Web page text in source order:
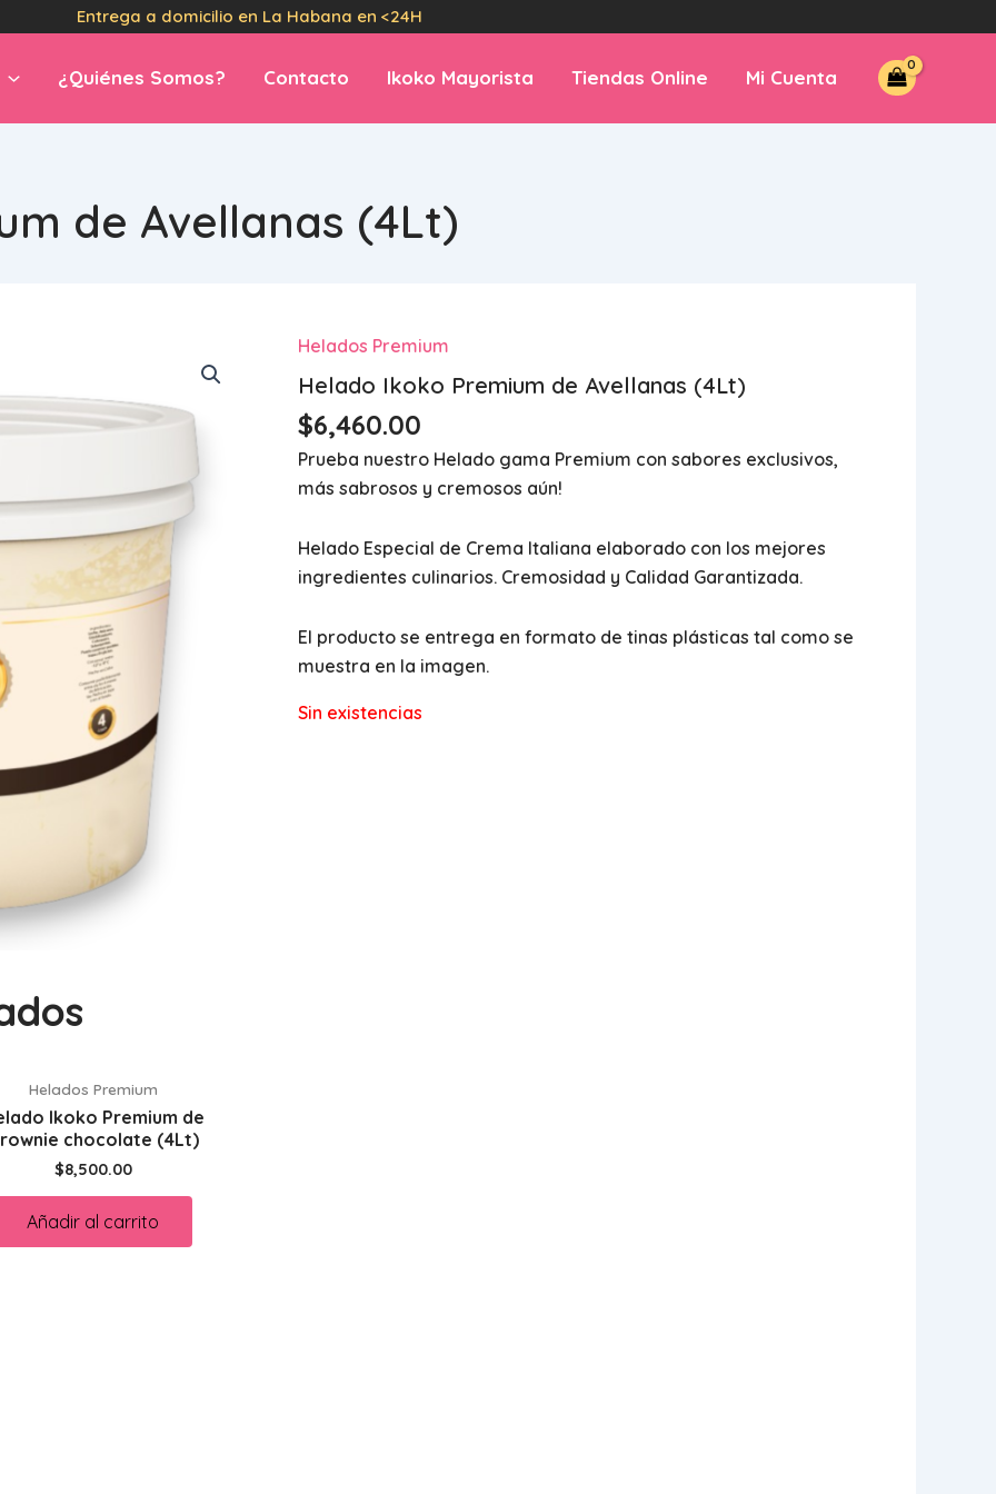
Entrega a domicilio en La Habana en <24H
¿Quiénes Somos? Contacto Ikoko Mayorista Tiendas Online Mi Cuenta
de Avellanas (4Lt)
Helados Premium
Helado Ikoko Premium de Avellanas (4Lt)
$6,460.00
Prueba nuestro Helado gama Premium con sabores exclusivos,
más sabrosos y cremosos aún!
Helado Especial de Crema Italiana elaborado con los mejores
ingredientes culinarios. Cremosidad y Calidad Garantizada.
El producto se entrega en formato de tinas plásticas tal como se
muestra en la imagen.
Sin existencias
Helados Premium
Ikoko Premium de
chocolate (4Lt)
$8,500.00
Añadir al carrito